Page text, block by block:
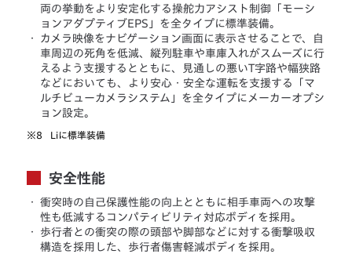
両の挙動をより安定化する操舵力アシスト制御「モーシ
ョンアダプティブEPS」を全タイプに標準装備。
・
カメラ映像をナビゲーション画面に表示させることで、自
車周辺の死角を低減、縦列駐車や車庫入れがスムーズに行
えるよう支援するとともに、見通しの悪いT字路や幅狭路
などにおいても、より安心・安全な運転を支援する「マ
ルチビューカメラシステム」を全タイプにメーカーオプシ
ョン設定。
※8 Liに標準装備
安全性能
・
衝突時の自己保護性能の向上とともに相手車両への攻撃
性も低減するコンパティビリティ対応ボディを採用。
・
歩行者との衝突の際の頭部や脚部などに対する衝撃吸収
構造を採用した、歩行者傷害軽減ボディを採用。